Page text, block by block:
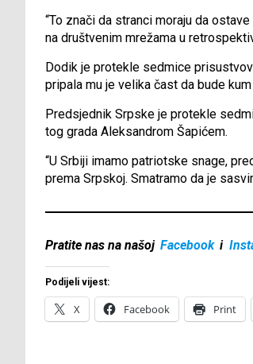
“To znači da stranci moraju da
na društvenim mrežama u
Dodik je protekle sedmice
pripala mu je velika čast da bude kum
Predsjednik Srpske je protekle
tog grada Aleksandrom Šapićem.
“U Srbiji imamo patriotske snage,
prema Srpskoj. Smatramo da je
Pratite nas na našoj Facebook i
Podijeli vijest:
X Facebook Print